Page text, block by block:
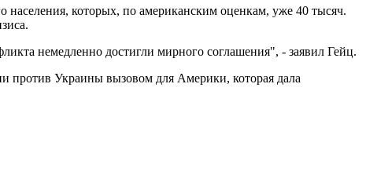
которых, по американским оценкам, уже 40 тысяч.
немедленно достигли мирного соглашения", - заявил Гейц.
против Украины вызовом для Америки, которая дала